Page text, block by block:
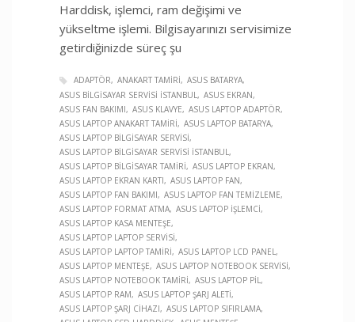
Harddisk, işlemci, ram değişimi ve
yükseltme işlemi. Bilgisayarınızı servisimize
getirdiğinizde süreç şu
ADAPTÖR ANAKART TAMIRI
ASUS BATARYA
ASUS BILGISAYAR SERVISI İSTANBUL ASUS EKRAN
ASUS FAN BAKIMI
ASUS KLAVYE
ASUS LAPTOP ADAPTÖR
ASUS LAPTOP ANAKART TAMIRI
ASUS LAPTOP BATARYA
ASUS LAPTOP BILGISAYAR SERVISI
ASUS LAPTOP BILGISAYAR SERVISI İSTANBUL
ASUS LAPTOP BILGISAYAR TAMIRI
ASUS LAPTOP EKRAN
ASUS LAPTOP EKRAN KARTI
ASUS LAPTOP FAN
ASUS LAPTOP FAN BAKIMI
ASUS LAPTOP FAN TEMIZLEME
ASUS LAPTOP FORMAT ATMA ASUS LAPTOP İŞLEMCI
ASUS LAPTOP KASA MENTEŞE
ASUS LAPTOP LAPTOP SERVISI
ASUS LAPTOP LAPTOP TAMIRI
ASUS LAPTOP LCD PANEL
ASUS LAPTOP MENTEŞE
ASUS LAPTOP NOTEBOOK SERVISI
ASUS LAPTOP NOTEBOOK TAMIRI
ASUS LAPTOP PIL
ASUS LAPTOP RAM
ASUS LAPTOP ŞARJ ALETI
ASUS LAPTOP ŞARJ CIHAZI
ASUS LAPTOP SIFIRLAMA